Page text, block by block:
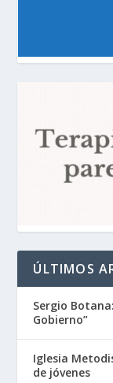
ÚLTIMOS
Sergio
Gobierno”
Iglesia
de jóvenes